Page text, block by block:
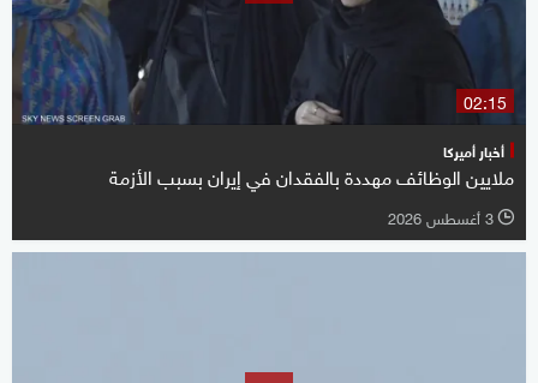
02:15
أخبار أميركا
ملايين الوظائف مهددة بالفقدان في إيران بسبب الأزمة
l 3 أغسطس 2026